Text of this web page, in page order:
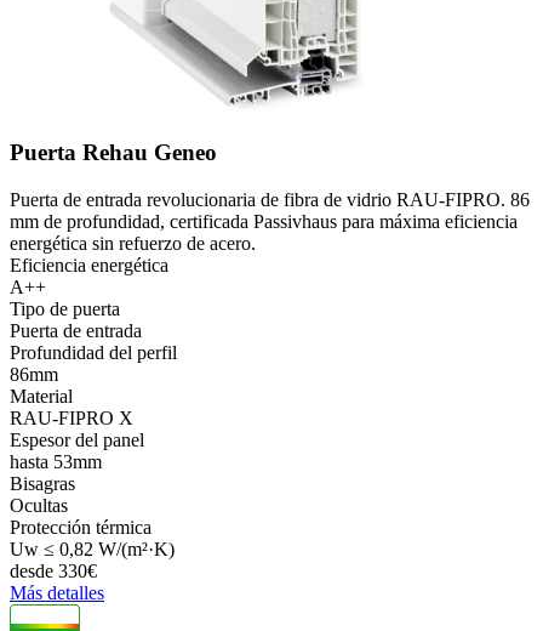
Puerta Rehau Geneo
Puerta de entrada revolucionaria de fibra de vidrio RAU-FIPRO. 86
mm de profundidad, certificada Passivhaus para máxima eficiencia
energética sin refuerzo de acero.
Eficiencia energética
A++
Tipo de puerta
Puerta de entrada
Profundidad del perfil
86mm
Material
RAU-FIPRO X
Espesor del panel
hasta 53mm
Bisagras
Ocultas
Protección térmica
Uw ≤ 0,82 W/(m²·K)
desde 330€
Más detalles